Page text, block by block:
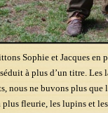
Sophie et Jacques en
à plus d’un titre. Les
nous ne buvons plus que
plus fleurie, les lupins et